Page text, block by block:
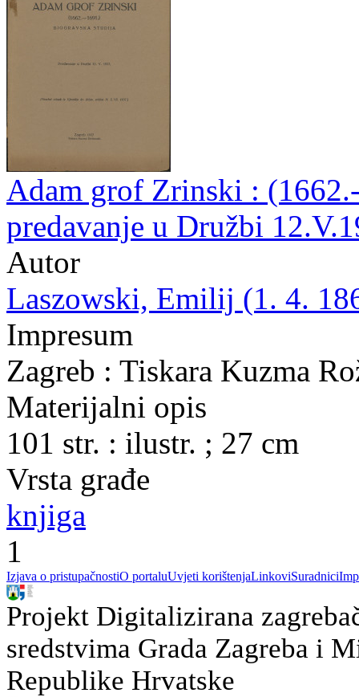
Adam grof Zrinski :
predavanje u Družbi
Autor
Laszowski, Emilij (1. 4.
Impresum
Zagreb : Tiskara Kuzma
Materijalni opis
101 str. : ilustr. ; 27 cm
Vrsta građe
knjiga
1
Izjava o pristupačnostiO portaluUvjeti korištenjaLinkoviSuradnici
Projekt Digitalizirana
sredstvima Grada Zagreba i
Republike Hrvatske